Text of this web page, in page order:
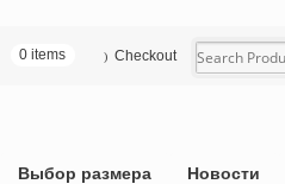
0 items Checkout
Выбор размера Новости